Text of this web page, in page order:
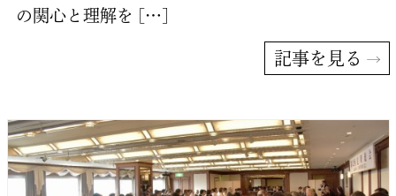
の関心と理解を […]
記事を見る